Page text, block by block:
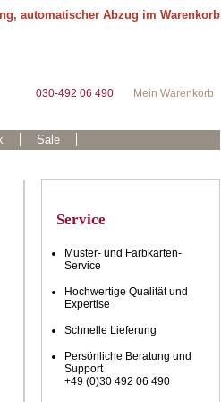
automatischer Abzug im Warenkorb
Mein Warenkorb
030-492 06 490
Sale
Service
Muster- und Farbkarten-
Service
Hochwertige Qualität und
Expertise
Schnelle Lieferung
Persönliche Beratung und
Support
+49 (0)30 492 06 490